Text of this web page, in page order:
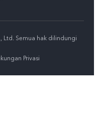
Semua hak dilindungi
Privasi